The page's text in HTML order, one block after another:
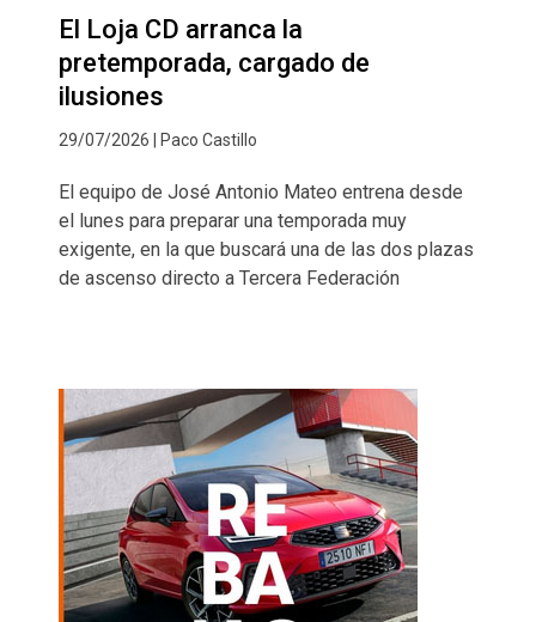
El Loja CD arranca la
pretemporada, cargado de
ilusiones
29/07/2026 | Paco Castillo
El equipo de José Antonio Mateo entrena desde
el lunes para preparar una temporada muy
exigente, en la que buscará una de las dos plazas
de ascenso directo a Tercera Federación